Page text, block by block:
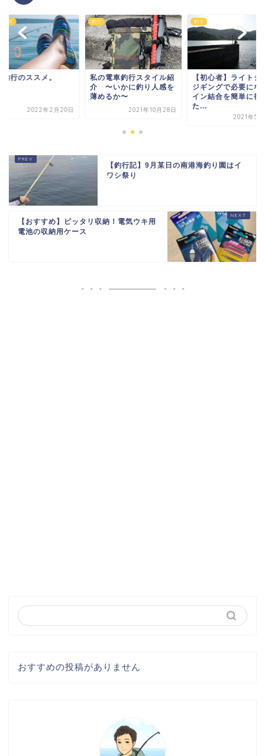
ッズ
釣行のススメ。
2022年2月20日
釣り
私の電車釣行スタイル紹
介 〜いかに釣り人感を
薄めるか〜
2021年10月28日
釣り
【初心者】ライトシ
ジギングで必要にな
イン結合を簡単に行
た...
2021年5
【釣行記】9月某日の南港海釣り園はイ
ワシ祭り
【おすすめ】ピッタリ収納！電気ウキ用
電池の収納用ケース
おすすめの投稿がありません